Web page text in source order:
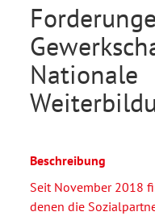
Nationale
Beschreibung
Seit November 2018
denen die